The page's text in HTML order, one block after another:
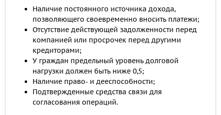
Наличие постоянного источника дохода,
позволяющего своевременно вносить платежи;
Отсутствие действующей задолженности перед
компанией или просрочек перед другими
кредиторами;
У граждан предельный уровень долговой
нагрузки должен быть ниже 0,5;
Наличие право- и дееспособности;
Подтвержденные средства связи для
согласования операций.